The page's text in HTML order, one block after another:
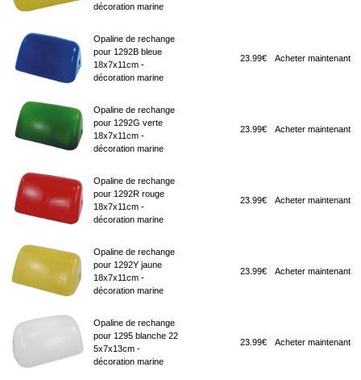
décoration marine
Opaline de rechange
pour 1292B bleue
18x7x11cm -
décoration marine
23.99€ Acheter maintenant
Opaline de rechange
pour 1292G verte
18x7x11cm -
décoration marine
23.99€ Acheter maintenant
Opaline de rechange
pour 1292R rouge
18x7x11cm -
décoration marine
23.99€ Acheter maintenant
Opaline de rechange
pour 1292Y jaune
18x7x11cm -
décoration marine
23.99€ Acheter maintenant
Opaline de rechange
pour 1295 blanche 22
5x7x13cm -
décoration marine
23.99€ Acheter maintenant